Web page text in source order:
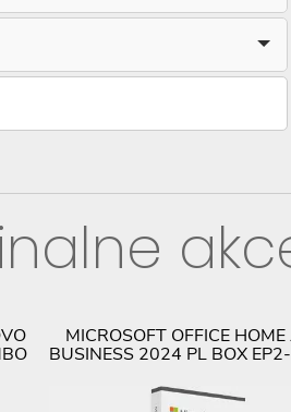
MICROSOFT OFFICE
BUSINESS 2024 PL BOX